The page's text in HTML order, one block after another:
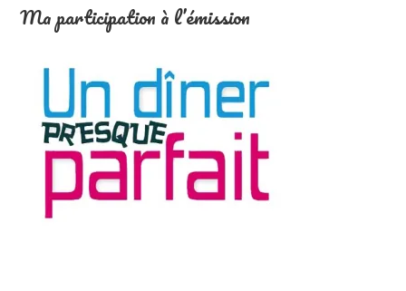
Ma participation à l’émission